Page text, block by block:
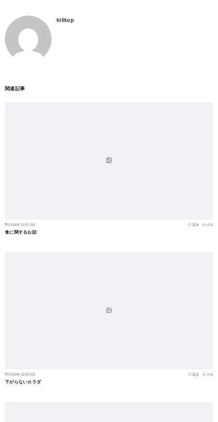
hilltop
関連記事
2016年11月13日 冨永 のぞみ
食に関するお話
2018年12月20日 冨永 のぞみ
下がらないカラダ